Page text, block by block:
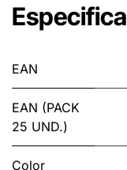
EAN
EAN (PACK
25 UND.)
Color